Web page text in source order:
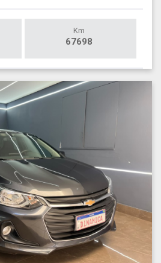
Km
67698